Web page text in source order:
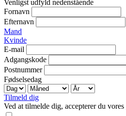
Venligst udfyld nedenstående
Fornavn
Efternavn
Mand
Kvinde
E-mail
Adgangskode
Postnummer
Fødselsedag
Tilmeld dig
Ved at tilmelde dig, accepterer du vores